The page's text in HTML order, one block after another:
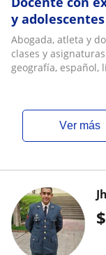
y
geografía,
Abogada, atleta y
clases y
geografía, español,
ver más
$